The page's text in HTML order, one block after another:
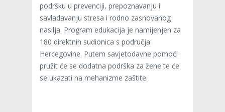
podršku u prevenciji, prepoznavanju i
savladavanju stresa i rodno zasnovanog
nasilja. Program edukacija je namijenjen za
180 direktnih sudionica s područja
Hercegovine. Putem savjetodavne pomoći
pružit će se dodatna podrška za žene te će
se ukazati na mehanizme zaštite.